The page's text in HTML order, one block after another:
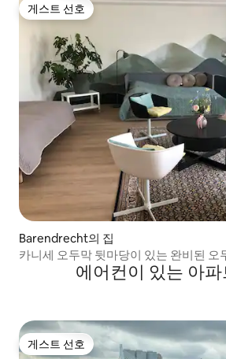
게스트 선호
게스트 선호
Barendrecht의 집
카니세 오두막 뒷마당이 있는 완비된 오
에어컨이 있는 아
게스트 선호
게스트 선호